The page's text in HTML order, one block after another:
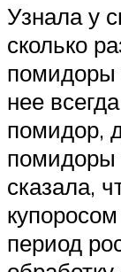
Узнала у
сколько
помидоры
нее
помидор,
помидоры
сказала,
период